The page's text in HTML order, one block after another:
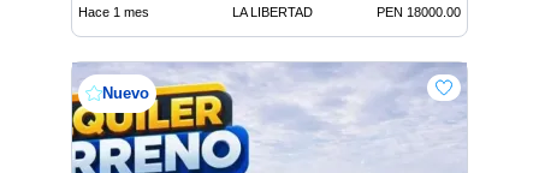
Hace 1 mes LA LIBERTAD PEN 18000.00
Nuevo